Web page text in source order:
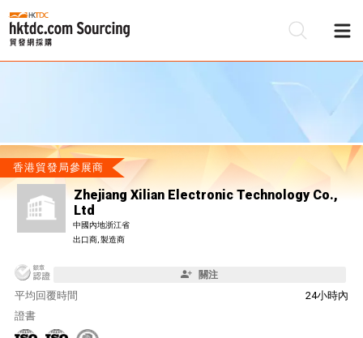
香港貿發局參展商
Zhejiang Xilian Electronic Technology Co.,
Ltd
中國內地浙江省
出口商, 製造商
關注
平均回覆時間
24小時內
證書